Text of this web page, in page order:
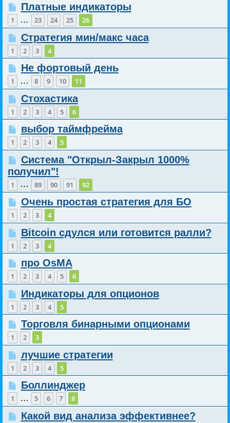
Платные индикаторы
1 … 23 24 25 26
Стратегия мин/макс часа
1 2 3 4
Не фортовый день
1 … 8 9 10 11
Стохастика
1 2 3 4 5 6
выбор таймфрейма
1 2 3 4 5
Система "Открыл-Закрыл 1000%
получил"!
1 … 89 90 91 92
Очень простая стратегия для БО
1 2 3 4
Bitcoin сдулся или готовится ралли?
1 2 3 4
про OsMA
1 2 3 4 5 6
Индикаторы для опционов
1 2 3 4 5
Торговля бинарными опционами
1 2 3
лучшие стратегии
1 2 3 4 5
Боллинджер
1 … 5 6 7 8
Какой вид анализа эффективнее?